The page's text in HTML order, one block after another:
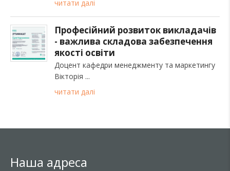
читати далі
Професійний розвиток викладачів
- важлива складова забезпечення
якості освіти
Доцент кафедри менеджменту та маркетингу
Вікторія
читати далі
Наша адреса